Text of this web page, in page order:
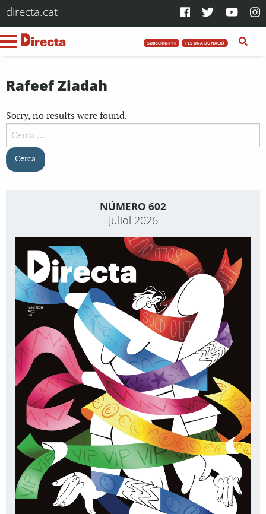
directa.cat
SUBSCRIU-T'HI FES UNA DONACIÓ
Rafeef Ziadah
Sorry, no results were found.
Cerca:
NÚMERO 602
Juliol 2026